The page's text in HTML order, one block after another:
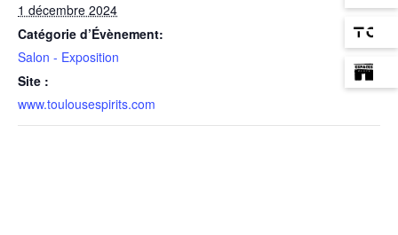
1 décembre 2024
Catégorie d’Évènement:
Salon - Exposition
Site :
www.toulousespirits.com